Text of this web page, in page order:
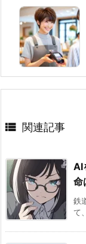
 関連記事
AI
命
鉄
て